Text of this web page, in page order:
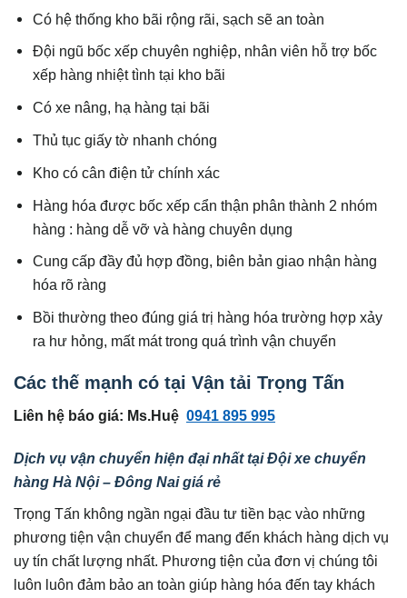
Có hệ thống kho bãi rộng rãi, sạch sẽ an toàn
Đội ngũ bốc xếp chuyên nghiệp, nhân viên hỗ trợ bốc
xếp hàng nhiệt tình tại kho bãi
Có xe nâng, hạ hàng tại bãi
Thủ tục giấy tờ nhanh chóng
Kho có cân điện tử chính xác
Hàng hóa được bốc xếp cẩn thận phân thành 2 nhóm
hàng : hàng dễ vỡ và hàng chuyên dụng
Cung cấp đầy đủ hợp đồng, biên bản giao nhận hàng
hóa rõ ràng
Bồi thường theo đúng giá trị hàng hóa trường hợp xảy
ra hư hỏng, mất mát trong quá trình vận chuyển
Các thế mạnh có tại Vận tải Trọng Tấn
Liên hệ báo giá: Ms.Huệ 0941 895 995
Dịch vụ vận chuyển hiện đại nhất tại Đội xe chuyển
hàng Hà Nội – Đông Naigiá rẻ
Trọng Tấn không ngần ngại đầu tư tiền bạc vào những
phương tiện vận chuyển để mang đến khách hàng dịch vụ
uy tín chất lượng nhất. Phương tiện của đơn vị chúng tôi
luôn luôn đảm bảo an toàn giúp hàng hóa đến tay khách